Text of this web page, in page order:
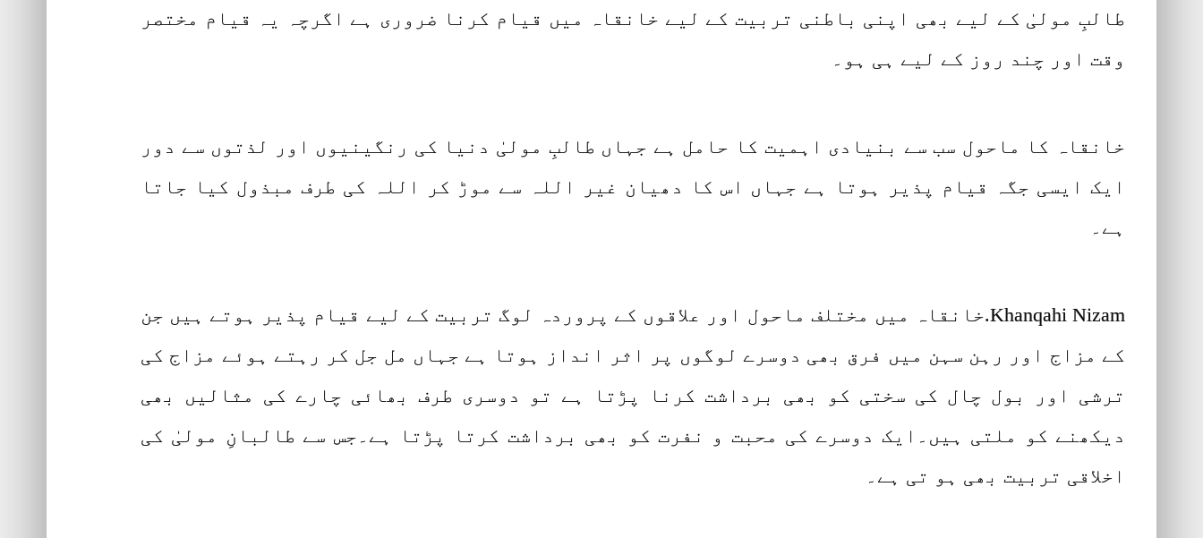
طالبِ مولیٰ کے لیے بھی اپنی باطنی تربیت کے لیے خانقاہ میں قیام کرنا ضروری ہے اگرچہ یہ قیام مختصر
وقت اور چند روز کے لیے ہی ہو۔
خانقاہ کا ماحول سب سے بنیادی اہمیت کا حامل ہے جہاں طالبِ مولیٰ دنیا کی رنگینیوں اور لذتوں سے دور
ایک ایسی جگہ قیام پذیر ہوتا ہے جہاں اس کا دھیان غیر اللہ سے موڑ کر اللہ کی طرف مبذول کیا جاتا
ہے۔
Khanqahi Nizam.خانقاہ میں مختلف ماحول اور علاقوں کے پروردہ لوگ تربیت کے لیے قیام پذیر ہوتے ہیں جن
کے مزاج اور رہن سہن میں فرق بھی دوسرے لوگوں پر اثر انداز ہوتا ہے جہاں مل جل کر رہتے ہوئے مزاج کی
ترشی اور بول چال کی سختی کو بھی برداشت کرنا پڑتا ہے تو دوسری طرف بھائی چارے کی مثالیں بھی
دیکھنے کو ملتی ہیں۔ایک دوسرے کی محبت و نفرت کو بھی برداشت کرتا پڑتا ہے۔جس سے طالبانِ مولیٰ کی
اخلاقی تربیت بھی ہو تی ہے۔